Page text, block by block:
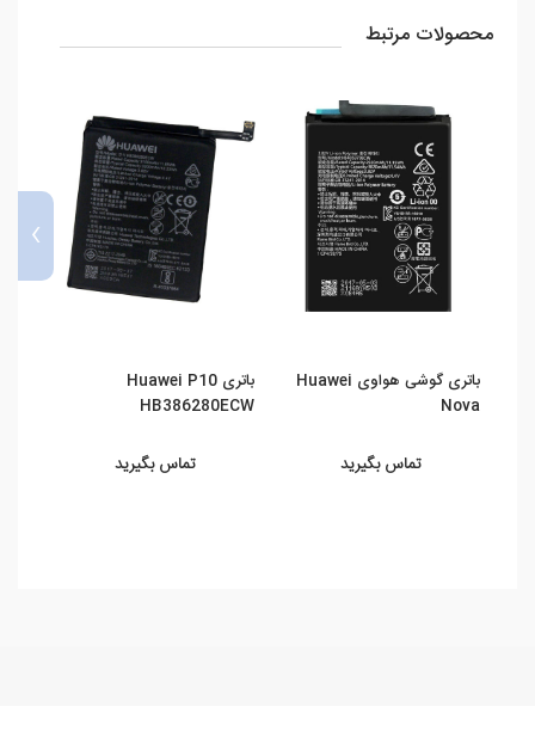
محصولات مرتبط
باتری گوشی هواوی Huawei
Nova
تماس بگیرید
باتری Huawei P10
HB386280ECW
تماس بگیرید
›